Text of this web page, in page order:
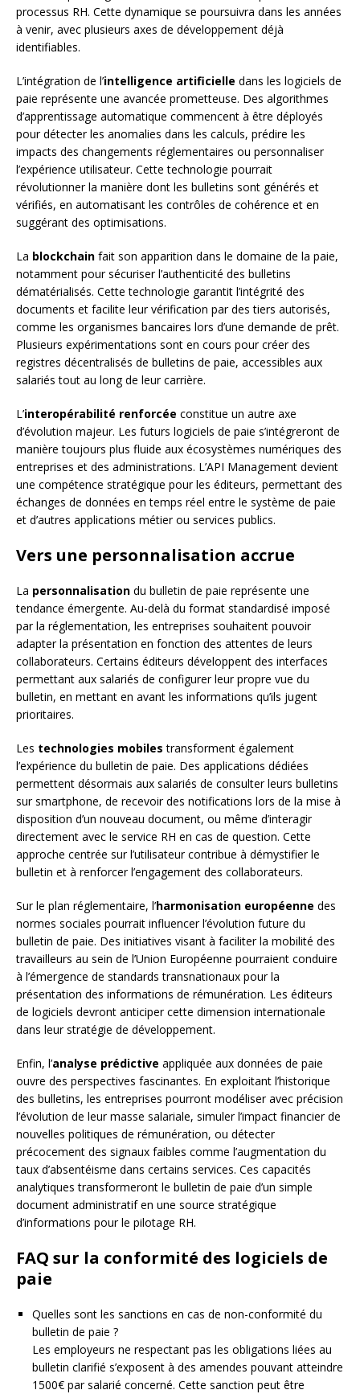
processus RH. Cette dynamique se poursuivra dans les années
à venir, avec plusieurs axes de développement déjà
identifiables.
L’intégration de l’intelligence artificielle dans les logiciels de
paie représente une avancée prometteuse. Des algorithmes
d’apprentissage automatique commencent à être déployés
pour détecter les anomalies dans les calculs, prédire les
impacts des changements réglementaires ou personnaliser
l’expérience utilisateur. Cette technologie pourrait
révolutionner la manière dont les bulletins sont générés et
vérifiés, en automatisant les contrôles de cohérence et en
suggérant des optimisations.
La blockchain fait son apparition dans le domaine de la paie,
notamment pour sécuriser l’authenticité des bulletins
dématérialisés. Cette technologie garantit l’intégrité des
documents et facilite leur vérification par des tiers autorisés,
comme les organismes bancaires lors d’une demande de prêt.
Plusieurs expérimentations sont en cours pour créer des
registres décentralisés de bulletins de paie, accessibles aux
salariés tout au long de leur carrière.
L’interopérabilité renforcée constitue un autre axe
d’évolution majeur. Les futurs logiciels de paie s’intégreront de
manière toujours plus fluide aux écosystèmes numériques des
entreprises et des administrations. L’API Management devient
une compétence stratégique pour les éditeurs, permettant des
échanges de données en temps réel entre le système de paie
et d’autres applications métier ou services publics.
Vers une personnalisation accrue
La personnalisation du bulletin de paie représente une
tendance émergente. Au-delà du format standardisé imposé
par la réglementation, les entreprises souhaitent pouvoir
adapter la présentation en fonction des attentes de leurs
collaborateurs. Certains éditeurs développent des interfaces
permettant aux salariés de configurer leur propre vue du
bulletin, en mettant en avant les informations qu’ils jugent
prioritaires.
Les technologies mobiles transforment également
l’expérience du bulletin de paie. Des applications dédiées
permettent désormais aux salariés de consulter leurs bulletins
sur smartphone, de recevoir des notifications lors de la mise à
disposition d’un nouveau document, ou même d’interagir
directement avec le service RH en cas de question. Cette
approche centrée sur l’utilisateur contribue à démystifier le
bulletin et à renforcer l’engagement des collaborateurs.
Sur le plan réglementaire, l’harmonisation européenne des
normes sociales pourrait influencer l’évolution future du
bulletin de paie. Des initiatives visant à faciliter la mobilité des
travailleurs au sein de l’Union Européenne pourraient conduire
à l’émergence de standards transnationaux pour la
présentation des informations de rémunération. Les éditeurs
de logiciels devront anticiper cette dimension internationale
dans leur stratégie de développement.
Enfin, l’analyse prédictive appliquée aux données de paie
ouvre des perspectives fascinantes. En exploitant l’historique
des bulletins, les entreprises pourront modéliser avec précision
l’évolution de leur masse salariale, simuler l’impact financier de
nouvelles politiques de rémunération, ou détecter
précocement des signaux faibles comme l’augmentation du
taux d’absentéisme dans certains services. Ces capacités
analytiques transformeront le bulletin de paie d’un simple
document administratif en une source stratégique
d’informations pour le pilotage RH.
FAQ sur la conformité des logiciels de
paie
Quelles sont les sanctions en cas de non-conformité du
bulletin de paie ?
Les employeurs ne respectant pas les obligations liées au
bulletin clarifié s’exposent à des amendes pouvant atteindre
1500€ par salarié concerné. Cette sanction peut être